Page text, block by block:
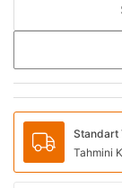
Standart
Tahmini